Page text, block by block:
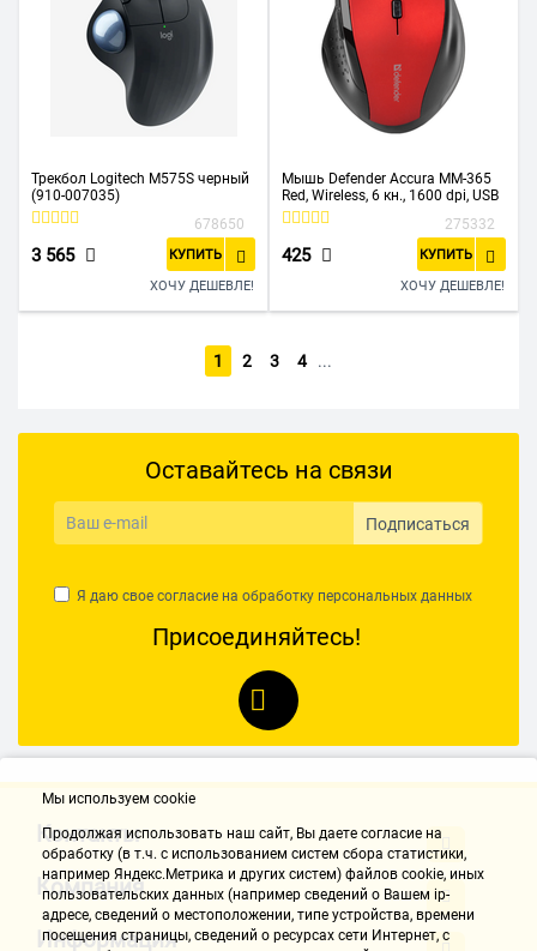
Трекбол Logitech M575S черный
(910-007035)
678650
3 565 КУПИТЬ
ХОЧУ ДЕШЕВЛЕ!
Мышь Defender Accura MM-365
Red, Wireless, 6 кн., 1600 dpi, USB
275332
425 КУПИТЬ
ХОЧУ ДЕШЕВЛЕ!
1 2 3 4 ...
Оставайтесь на связи
Подписаться
Я даю свое согласие на обработку персональных данных
Присоединяйтесь!
Контакты
Компания
Информация
Мы используем cookie
Продолжая использовать наш cайт, Вы даете согласие на
обработку (в т.ч. с использованием систем сбора статистики,
например Яндекс.Метрика и других систем) файлов cookie, иных
пользовательских данных (например сведений о Вашем ip-
адресе, сведений о местоположении, типе устройства, времени
посещения страницы, сведений о ресурсах сети Интернет, с